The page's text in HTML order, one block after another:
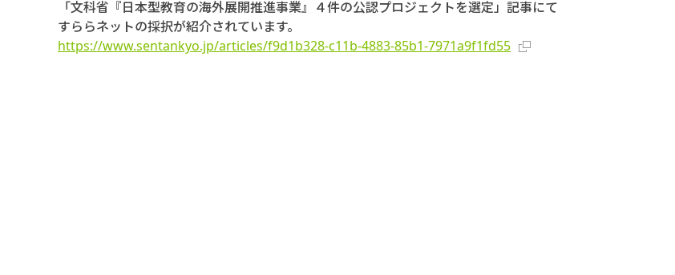
「文科省『日本型教育の海外展開推進事業』４件の公認プロジェクトを選定」記事にて
すららネットの採択が紹介されています。
https://www.sentankyo.jp/articles/f9d1b328-c11b-4883-85b1-7971a9f1fd55